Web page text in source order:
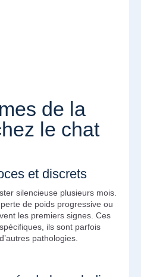
de la
le chat
et discrets
silencieuse plusieurs mois.
de poids progressive ou
les premiers signes. Ces
ils sont parfois
pathologies.